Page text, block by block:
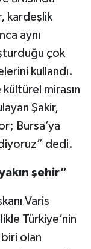
kardeşlik
aynı
çok
kullandı.
mirasın
Şakir,
Bursa’ya
dedi.
şehir”
Varis
Türkiye’nin
olan